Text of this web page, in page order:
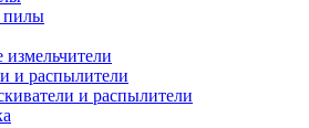
пилы
измельчители
и распылители
и распылители